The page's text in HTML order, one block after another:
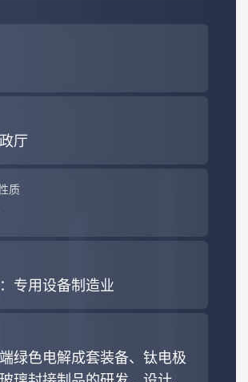
厅
质
：专用设备制造业
绿色电解成套装备、钛电极